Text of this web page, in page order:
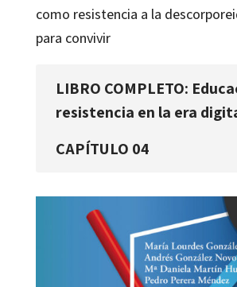
como resistencia a la
para convivir
LIBRO COMPLETO:
resistencia en la era
CAPÍTULO 04